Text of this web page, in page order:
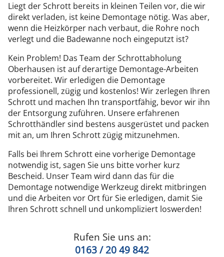
Liegt der Schrott bereits in kleinen Teilen vor, die wir
direkt verladen, ist keine Demontage nötig. Was aber,
wenn die Heizkörper nach verbaut, die Rohre noch
verlegt und die Badewanne noch eingeputzt ist?
Kein Problem! Das Team der Schrottabholung
Oberhausen ist auf derartige Demontage-Arbeiten
vorbereitet. Wir erledigen die Demontage
professionell, zügig und kostenlos! Wir zerlegen Ihren
Schrott und machen Ihn transportfähig, bevor wir ihn
der Entsorgung zuführen. Unsere erfahrenen
Schrotthändler sind bestens ausgerüstet und packen
mit an, um Ihren Schrott zügig mitzunehmen.
Falls bei Ihrem Schrott eine vorherige Demontage
notwendig ist, sagen Sie uns bitte vorher kurz
Bescheid. Unser Team wird dann das für die
Demontage notwendige Werkzeug direkt mitbringen
und die Arbeiten vor Ort für Sie erledigen, damit Sie
Ihren Schrott schnell und unkompliziert loswerden!
Rufen Sie uns an:
0163 / 20 49 842